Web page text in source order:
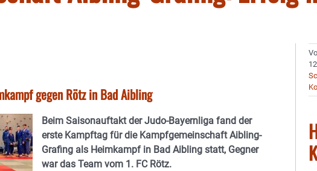
gegen Rötz in Bad Aibling
Beim Saisonauftakt der Judo-Bayernliga fand der
erste Kampftag für die Kampfgemeinschaft Aibling-
Grafing als Heimkampf in Bad Aibling statt, Gegner
war das Team vom 1. FC Rötz.